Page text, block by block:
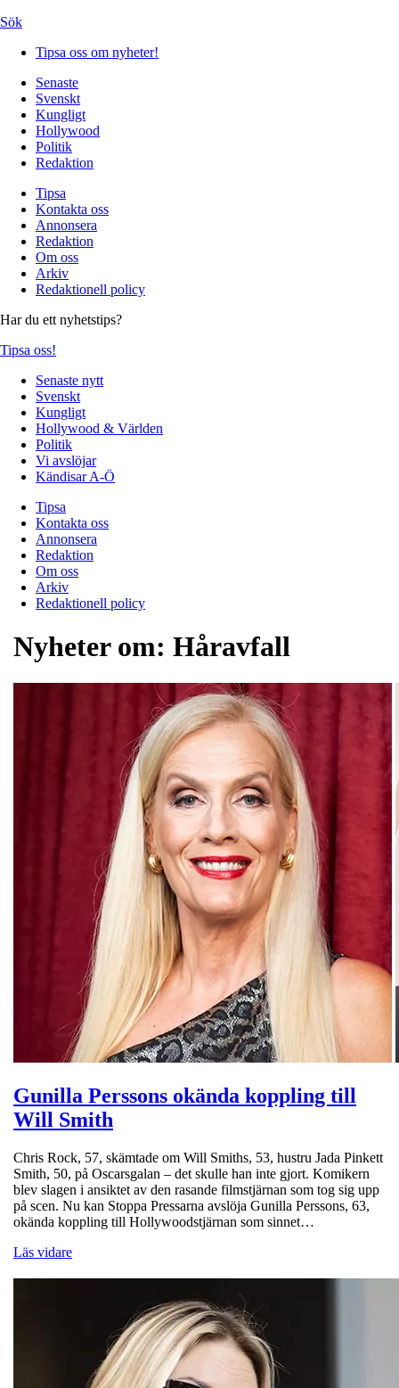
Sök
Tipsa oss om nyheter!
Senaste
Svenskt
Kungligt
Hollywood
Politik
Redaktion
Tipsa
Kontakta oss
Annonsera
Redaktion
Om oss
Arkiv
Redaktionell policy
Har du ett nyhetstips?
Tipsa oss!
Senaste nytt
Svenskt
Kungligt
Hollywood & Världen
Politik
Vi avslöjar
Kändisar A-Ö
Tipsa
Kontakta oss
Annonsera
Redaktion
Om oss
Arkiv
Redaktionell policy
Nyheter om: Håravfall
Gunilla Perssons okända koppling till
Will Smith
Chris Rock, 57, skämtade om Will Smiths, 53, hustru Jada Pinkett
Smith, 50, på Oscarsgalan – det skulle han inte gjort. Komikern
blev slagen i ansiktet av den rasande filmstjärnan som tog sig upp
på scen. Nu kan Stoppa Pressarna avslöja Gunilla Perssons, 63,
okända koppling till Hollywoodstjärnan som sinnet…
Läs vidare